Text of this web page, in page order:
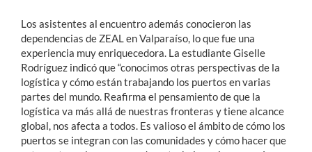
Los asistentes al encuentro además conocieron las
dependencias de ZEAL en Valparaíso, lo que fue una
experiencia muy enriquecedora. La estudiante Giselle
Rodríguez indicó que “conocimos otras perspectivas de la
logística y cómo están trabajando los puertos en varias
partes del mundo. Reafirma el pensamiento de que la
logística va más allá de nuestras fronteras y tiene alcance
global, nos afecta a todos. Es valioso el ámbito de cómo los
puertos se integran con las comunidades y cómo hacer que